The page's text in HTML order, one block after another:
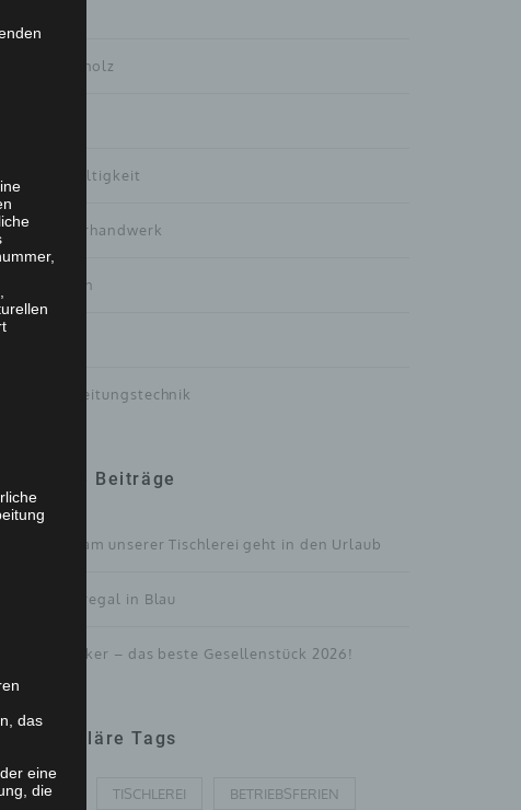
Massivholz
Nachhaltigkeit
Tischlerhandwerk
Treppen
Verarbeitungstechnik
Neue Beiträge
Das Team unserer Tischlerei geht in den Urlaub
Bücherregal in Blau
Der Kicker – das beste Gesellenstück 2026!
Populäre Tags
EICHE TISCHLEREI BETRIEBSFERIEN
das
eine
die